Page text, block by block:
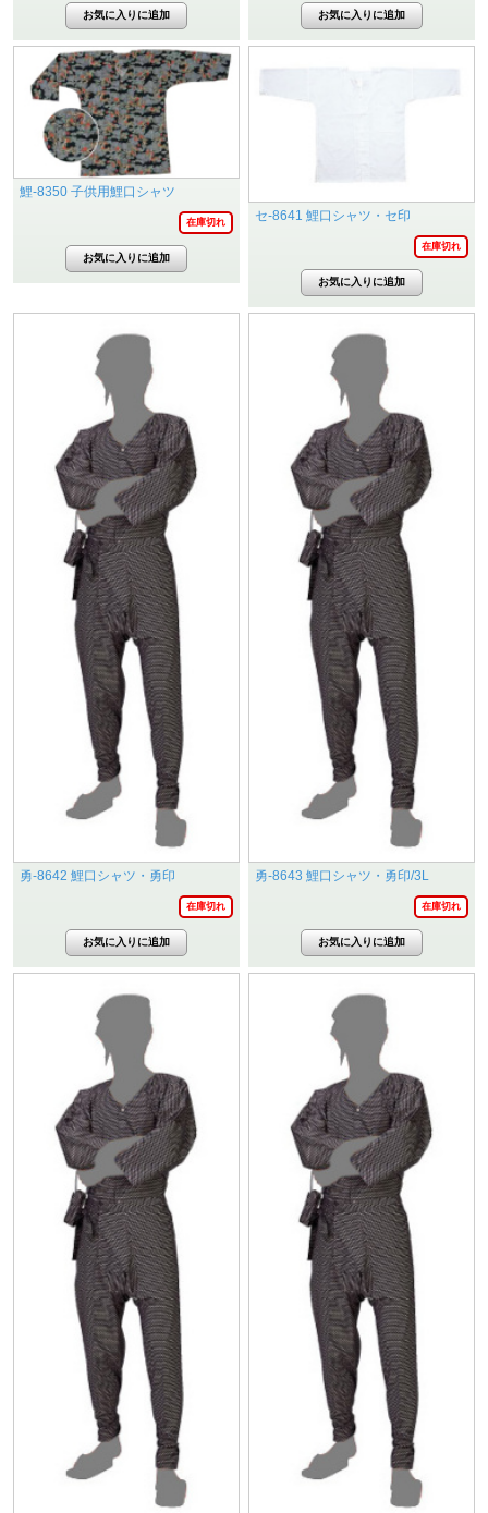
鯉-8350 子供用鯉口シャツ
在庫切れ セ-8641 鯉口シャツ・セ印
在庫切れ
勇-8642 鯉口シャツ・勇印
在庫切れ
勇-8643 鯉口シャツ・勇印/3L
在庫切れ